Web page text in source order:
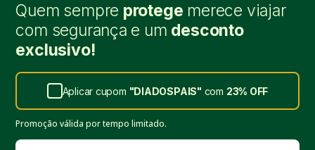
Quem sempre protege merece viajar
com segurança e um desconto
exclusivo!
Aplicar cupom "DIADOSPAIS" com 23% OFF
Promoção válida por tempo limitado.